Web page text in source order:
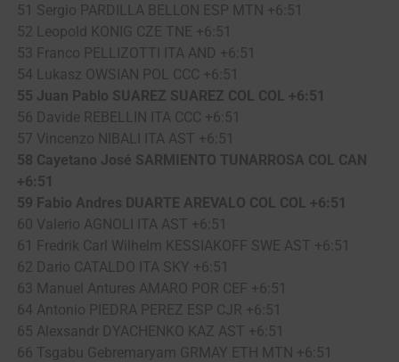
51 Sergio PARDILLA BELLON ESP MTN +6:51
52 Leopold KONIG CZE TNE +6:51
53 Franco PELLIZOTTI ITA AND +6:51
54 Lukasz OWSIAN POL CCC +6:51
55 Juan Pablo SUAREZ SUAREZ COL COL +6:51
56 Davide REBELLIN ITA CCC +6:51
57 Vincenzo NIBALI ITA AST +6:51
58 Cayetano José SARMIENTO TUNARROSA COL CAN
+6:51
59 Fabio Andres DUARTE AREVALO COL COL +6:51
60 Valerio AGNOLI ITA AST +6:51
61 Fredrik Carl Wilhelm KESSIAKOFF SWE AST +6:51
62 Dario CATALDO ITA SKY +6:51
63 Manuel Antures AMARO POR CEF +6:51
64 Antonio PIEDRA PEREZ ESP CJR +6:51
65 Alexsandr DYACHENKO KAZ AST +6:51
66 Tsgabu Gebremaryam GRMAY ETH MTN +6:51